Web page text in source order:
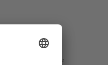
bad-godesberg.de